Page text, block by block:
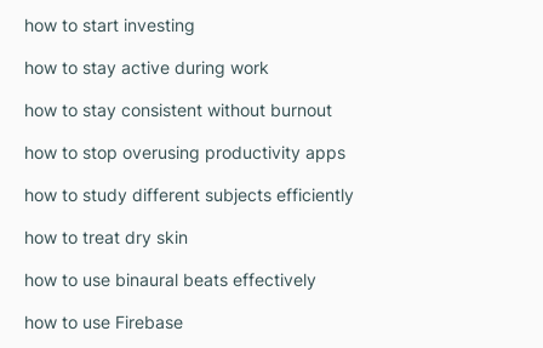
how to start investing
how to stay active during work
how to stay consistent without burnout
how to stop overusing productivity apps
how to study different subjects efficiently
how to treat dry skin
how to use binaural beats effectively
how to use Firebase